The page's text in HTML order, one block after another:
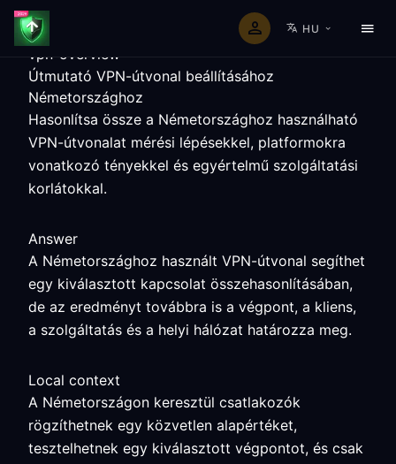
HU
vpn-overview
Útmutató VPN-útvonal beállításához
Németországhoz
Hasonlítsa össze a Németországhoz használható
VPN-útvonalat mérési lépésekkel, platformokra
vonatkozó tényekkel és egyértelmű szolgáltatási
korlátokkal.
Answer
A Németországhoz használt VPN-útvonal segíthet
egy kiválasztott kapcsolat összehasonlításában,
de az eredményt továbbra is a végpont, a kliens,
a szolgáltatás és a helyi hálózat határozza meg.
Local context
A Németországon keresztül csatlakozók
rögzíthetnek egy közvetlen alapértéket,
tesztelhetnek egy kiválasztott végpontot, és csak